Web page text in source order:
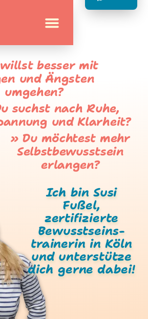
besser mit
und Ängsten
umgehen?
suchst nach Ruhe,
und Klarheit?
» Du möchtest mehr
Selbstbewusstsein
erlangen?
Ich bin Susi
Fußel,
zertifizierte
Bewusstseins­
trainerin in Köln
und unterstütze
dich gerne dabei!